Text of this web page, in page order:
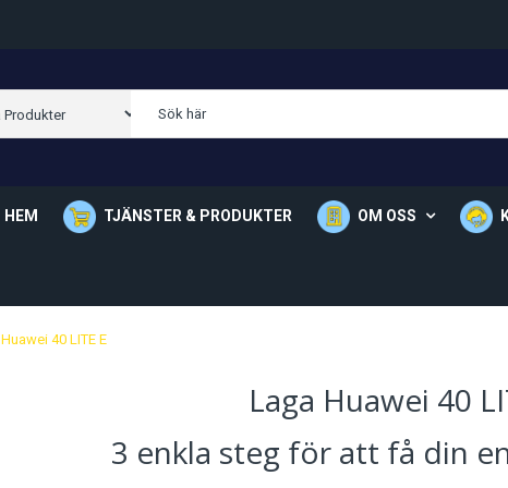
HEM TJÄNSTER & PRODUKTER OM OSS
Huawei 40 LITE E
Laga Huawei 40
3 enkla steg för att få din